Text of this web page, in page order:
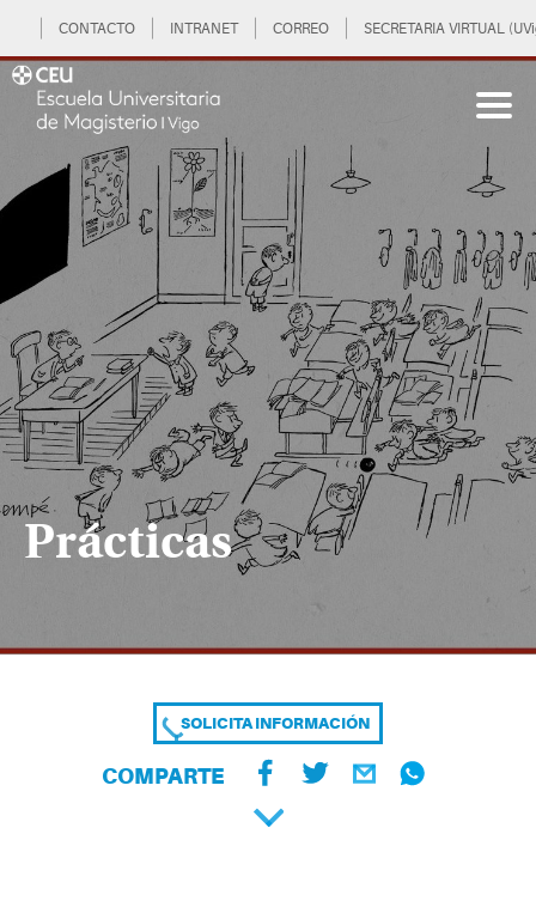
CONTACTO INTRANET CORREO SECRETARIA VIRTUAL
Prácticas
SOLICITA INFORMACIÓN
COMPARTE